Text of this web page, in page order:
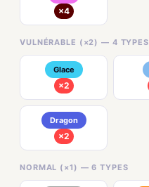
×4
VULNÉRABLE (×2) — 4 TYPES
Glace
×2
Dragon
×2
NORMAL (×1) — 6 TYPES